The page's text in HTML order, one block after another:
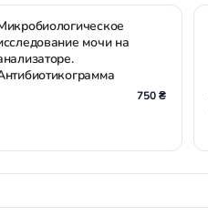
мочи на
750 ₴